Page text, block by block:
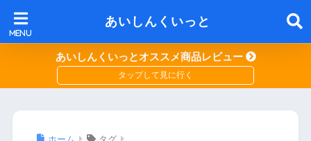
あいしんくいっと
あいしんくいっとオススメ商品レビュー
ホーム タグ